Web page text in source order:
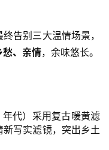
告别三大温情场景，
愁、亲情，余味悠长。
代）采用复古暖黄滤
写实滤镜，突出乡土